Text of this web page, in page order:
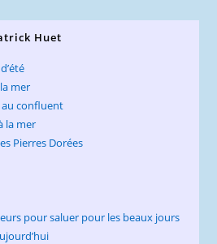
Huet
mer
au confluent
la mer
Pierres Dorées
pour saluer pour les beaux jours